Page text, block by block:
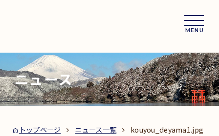
MENU
ニュース
トップページ ニュース一覧 kouyou_deyama1.jpg